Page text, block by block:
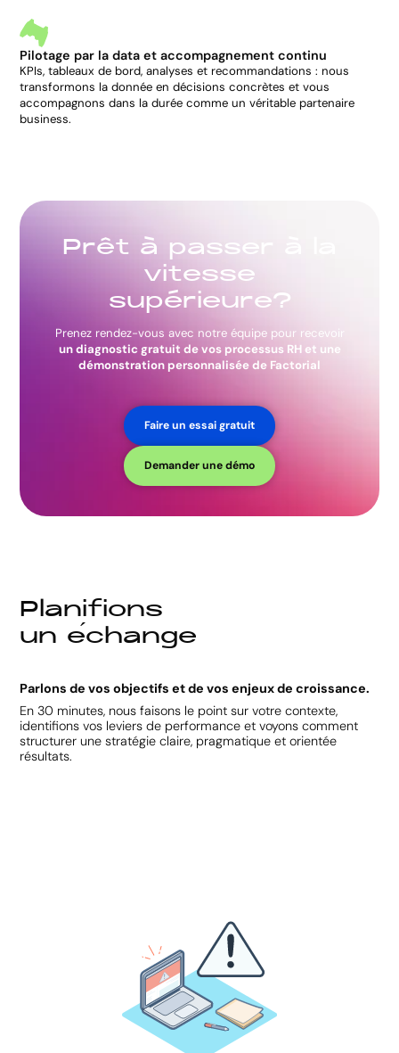
Pilotage par la data et accompagnement continu
KPIs, tableaux de bord, analyses et recommandations : nous
transformons la donnée en décisions concrètes et vous
accompagnons dans la durée comme un véritable partenaire
business.
Prêt à passe
vitesse
supérieure?
Prenez rendez-vous avec notre équipe pour recevoir
un diagnostic gratuit de vos processus RH et une
démonstration personnalisée de Factorial
Faire un essai gratuit
Demander une démo
Planifions
un echange
Parlons de vos objectifs et de vos enjeux de croissance.
En 30 minutes, nous faisons le point sur votre contexte,
identifions vos leviers de performance et voyons comment
structurer une stratégie claire, pragmatique et orientée
résultats.